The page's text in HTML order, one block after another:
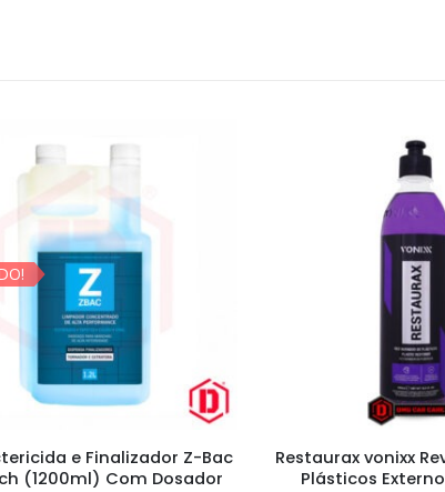
vonixx Revitalizador de
Externos (500ml)
Extreme
Easytech